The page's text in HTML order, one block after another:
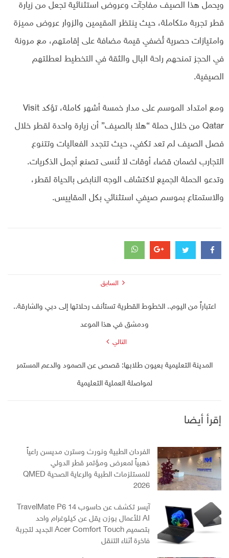
ويحمل هذا الصيف مفاجآت وعروض استثنائية تجعل من زيارة
قطر تجربة متكاملة، حيث ينتظر المقيمين والزوار عروض مميزة
وامتيازات حصرية تُضفي قيمة مضافة على إقامتهم، مع مرونة
في الحجز تمنحهم راحة البال والثقة في التخطيط لعطلتهم
الصيفية.
ومع امتداد الموسم على مدار خمسة أشهر كاملة، تؤكد Visit
Qatar من خلال حملة “هلا بالصيف” أن زيارة واحدة لقطر خلال
فصل الصيف لم تعد تكفي، حيث تتجدد الفعاليات وتتنوع
التجارب لضمان قضاء أوقات لا تُنسى تصنع أجمل الذكريات.
وتدعو الحملة الجميع لاكتشاف الوجه النابض بالحياة لقطر،
والاستمتاع بموسم صيفي استثنائي بكل المقاييس.
السابق
اعتباراً من اليوم.. الخطوط القطرية تستأنف رحلاتها إلى دبي والشارقة..
ودمشق في هذا الموعد
التالي
المدينة التعليمية بعيون طلابها: قصص عن الصمود والدعم المستمر
لمواصلة العملية التعليمية
إقرأ أيضا
الفردان الطبية ونورث وسترن مديسن راعياً
ذهبياً لمعرض ومؤتمر قطر الدولي
للمستلزمات الطبية والرعاية الصحية QMED
2026
آيسر تكشف عن حاسوب TravelMate P6 14
AI للأعمال بوزن يقل عن كيلوغرام واحد
بتصميم Acer Comfort Touch الجديد لتجربة
فاخرة أثناء التنقل